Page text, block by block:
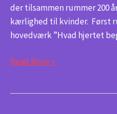
der tilsammen rummer 200
kærlighed til kvinder. Først
hovedværk ”Hvad hjertet
Read More »